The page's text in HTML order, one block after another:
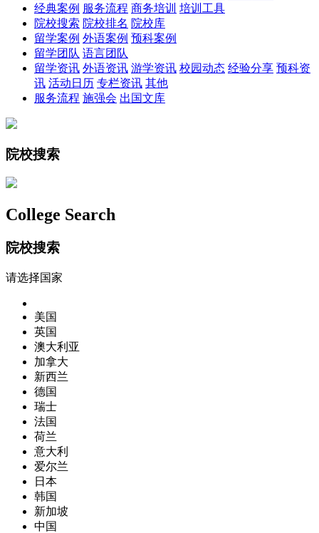
经典案例 服务流程 商务培训 培训工具
院校搜索 院校排名 院校库
留学案例 外语案例 预科案例
留学团队 语言团队
留学资讯 外语资讯 游学资讯 校园动态 经验分享 预科资
讯 活动日历 专栏资讯 其他
服务流程 施强会 出国文库
院校搜索
College Search
院校搜索
请选择国家
美国
英国
澳大利亚
加拿大
新西兰
德国
瑞士
法国
荷兰
意大利
爱尔兰
日本
韩国
新加坡
中国